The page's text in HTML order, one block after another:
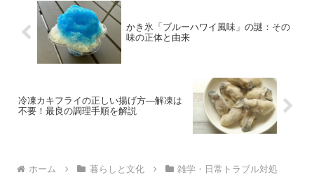
かき氷「ブルーハワイ風味」の謎：その
味の正体と由来
冷凍カキフライの正しい揚げ方―解凍は
不要！最良の調理手順を解説
ホーム 暮らしと文化 雑学・日常トラブル対処